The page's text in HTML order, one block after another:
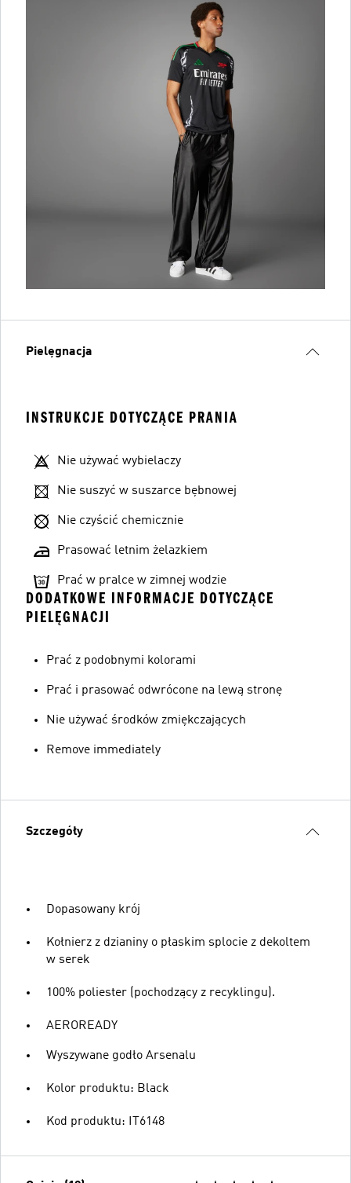
Pielęgnacja
INSTRUKCJE DOTYCZĄCE PRANIA
Nie używać wybielaczy
Nie suszyć w suszarce bębnowej
Nie czyścić chemicznie
Prasować letnim żelazkiem
Prać w pralce w zimnej wodzie
DODATKOWE INFORMACJE DOTYCZĄCE
PIELĘGNACJI
Prać z podobnymi kolorami
Prać i prasować odwrócone na lewą stronę
Nie używać środków zmiękczających
Remove immediately
Szczegóły
Dopasowany krój
Kołnierz z dzianiny o płaskim splocie z dekoltem
w serek
100% poliester (pochodzący z recyklingu).
AEROREADY
Wyszywane godło Arsenalu
Kolor produktu: Black
Kod produktu: IT6148